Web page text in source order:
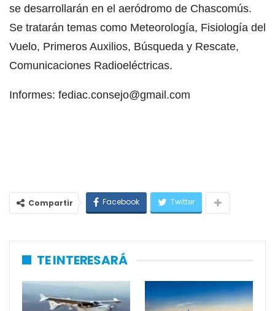
se desarrollarán en el aeródromo de Chascomús.
Se tratarán temas como Meteorología, Fisiología del
Vuelo, Primeros Auxilios, Búsqueda y Rescate,
Comunicaciones Radioeléctricas.
Informes: fediac.consejo@gmail.com
Compartir Facebook Twitter
TE INTERESARÁ